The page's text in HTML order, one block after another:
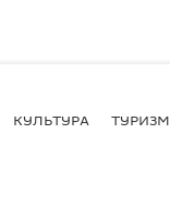
КУЛЬТУРА ТУРИЗМ